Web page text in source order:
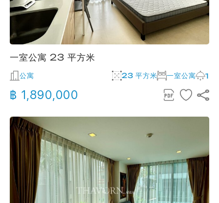
一室公寓 23 平方米
公寓 23 平方米 一室公寓 1
฿ 1,890,000